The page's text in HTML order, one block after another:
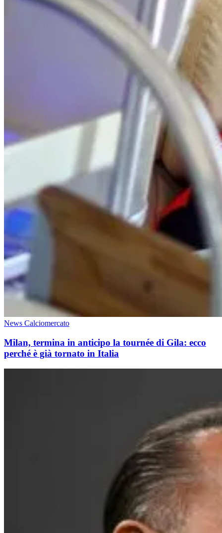
News Calciomercato
Milan, termina in anticipo la tournée di Gila: ecco
perché è già tornato in Italia